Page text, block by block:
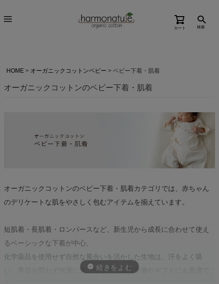
カート 検索
HOME オーガニックコットンベビー ベビー下着・肌着
オーガニックコットンのベビー下着・肌着
オーガニックコットンのベビー下着・肌着カテゴリでは、赤ちゃん
のデリケートな肌をやさしく包むアイテムを揃えています。
短肌着・長肌着・ロンパースなど、新生児から成長に合わせて使え
るベーシックな下着が中心。
化学薬品を使用せず自然な風合いを活かした生地は、汗をよく吸
い、季節を問わず快適に過ごせます。出産準備やギフトにも最適で